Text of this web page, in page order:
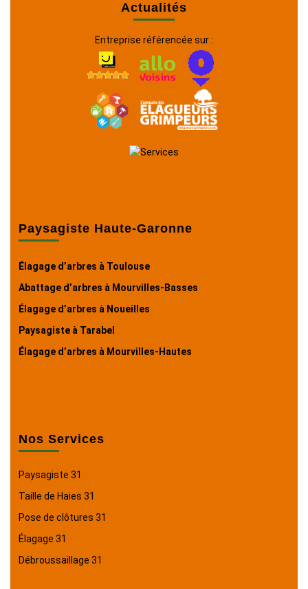
Actualités
Entreprise référencée sur :
Paysagiste Haute-Garonne
Élagage d’arbres à Toulouse
Abattage d’arbres à Mourvilles-Basses
Élagage d’arbres à Noueilles
Paysagiste à Tarabel
Élagage d’arbres à Mourvilles-Hautes
Nos Services
Paysagiste 31
Taille de Haies 31
Pose de clôtures 31
Élagage 31
Débroussaillage 31